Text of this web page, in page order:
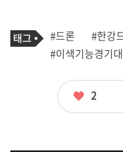
기
사
관
련
태
그
#드론 #한강
#이색기능경기
좋
2